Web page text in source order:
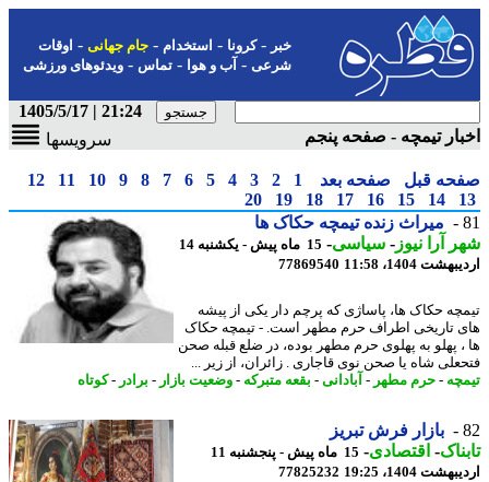
-کرونا-استخدام- جام جهانی-اوقات
شرعی-آب و هوا-تماس-ویدئوهای ورزشی
21:24 | 1405/5/17
تیمچه - صفحه پنجم
سرویسها
قبل صفحه بعد 1
2
3
4
5
6
7
8
9
10
11
12
14
15
16
17
18
19
20
میراث زنده تیمچه حکاک ها
آرا نیوز-سیاسی-
15 ماه پیش - یکشنبه 14
1404، 11:58
77869540
حکاک ها، پاساژی که پرچم دار یکی از پیشه
تاریخی اطراف حرم مطهر است. - تیمچه حکاک
پهلو به پهلوی حرم مطهر بوده، در ضلع قبله صحن
شاه یا صحن نوی قاجاری . زائران، از زیر ...
-حرم مطهر-آبادانی- بقعه متبرکه- وضعیت بازار - برادر- کوتاه
بازار فرش تبریز
-اقتصادی-
15 ماه پیش - پنجشنبه 11
1404، 19:25
77825232